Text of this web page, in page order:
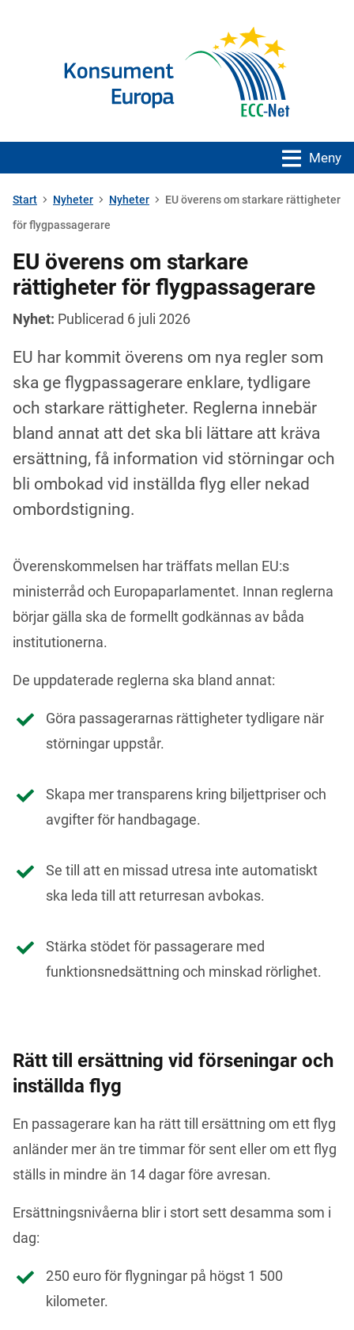
Meny
Start Nyheter Nyheter
EU överens om starkare rättigheter
för flygpassagerare
EU överens om starkare
rättigheter för flygpassagerare
Nyhet: Publicerad 6 juli 2026
EU har kommit överens om nya regler som
ska ge flygpassagerare enklare, tydligare
och starkare rättigheter. Reglerna innebär
bland annat att det ska bli lättare att kräva
ersättning, få information vid störningar och
bli ombokad vid inställda flyg eller nekad
ombordstigning.
Överenskommelsen har träffats mellan EU:s
ministerråd och Europaparlamentet. Innan reglerna
börjar gälla ska de formellt godkännas av båda
institutionerna.
De uppdaterade reglerna ska bland annat:
Göra passagerarnas rättigheter tydligare när
störningar uppstår.
Skapa mer transparens kring biljettpriser och
avgifter för handbagage.
Se till att en missad utresa inte automatiskt
ska leda till att returresan avbokas.
Stärka stödet för passagerare med
funktionsnedsättning och minskad rörlighet.
Rätt till ersättning vid förseningar och
inställda flyg
En passagerare kan ha rätt till ersättning om ett flyg
anländer mer än tre timmar för sent eller om ett flyg
ställs in mindre än 14 dagar före avresan.
Ersättningsnivåerna blir i stort sett desamma som i
dag:
250 euro för flygningar på högst 1 500
kilometer.